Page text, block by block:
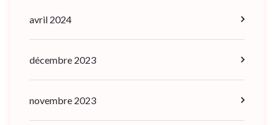
avril 2024
décembre 2023
novembre 2023